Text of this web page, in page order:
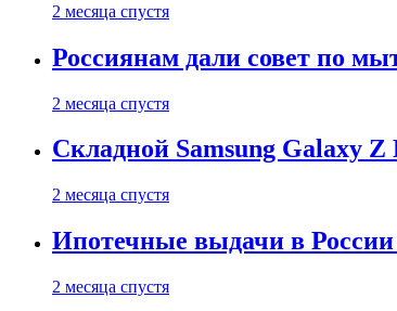
2 месяца спустя
Россиянам дали совет по
2 месяца спустя
Складной Samsung Galaxy
2 месяца спустя
Ипотечные выдачи в России
2 месяца спустя